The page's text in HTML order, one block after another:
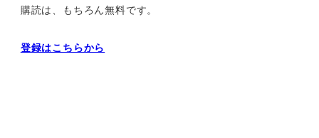
購読は、もちろん無料です。
登録はこちらから